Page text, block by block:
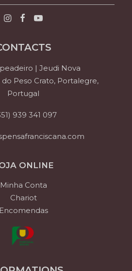
| Jeudi Nova
do Peso Crato, Portalegre,
Portugal
939 341 097
ONLINE
Minha Conta
Chariot
Encomendas